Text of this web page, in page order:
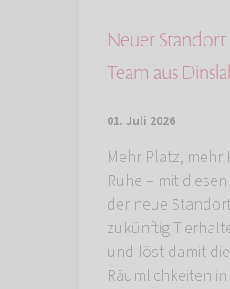
Neuer
Team aus
01. Juli 2026
Mehr Platz,
Ruhe – mit
der neue
zukünftig
und löst damit
Räumlichkeiten